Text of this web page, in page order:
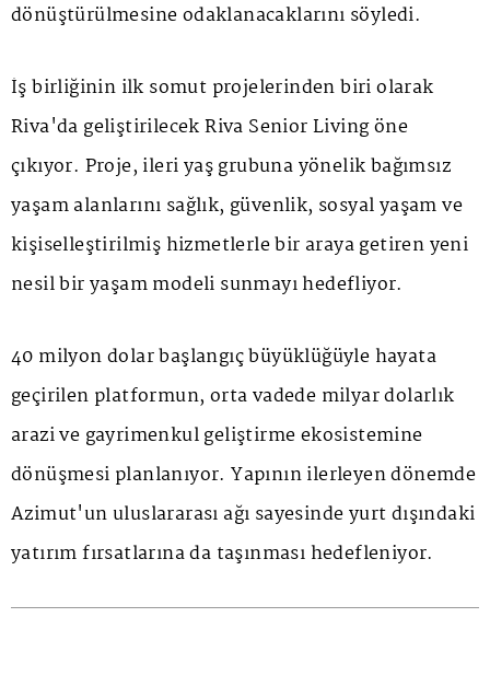
dönüştürülmesine odaklanacaklarını söyledi.
İş birliğinin ilk somut projelerinden biri olarak
Riva'da geliştirilecek Riva Senior Living öne
çıkıyor. Proje, ileri yaş grubuna yönelik bağımsız
yaşam alanlarını sağlık, güvenlik, sosyal yaşam ve
kişiselleştirilmiş hizmetlerle bir araya getiren yeni
nesil bir yaşam modeli sunmayı hedefliyor.
40 milyon dolar başlangıç büyüklüğüyle hayata
geçirilen platformun, orta vadede milyar dolarlık
arazi ve gayrimenkul geliştirme ekosistemine
dönüşmesi planlanıyor. Yapının ilerleyen dönemde
Azimut'un uluslararası ağı sayesinde yurt dışındaki
yatırım fırsatlarına da taşınması hedefleniyor.